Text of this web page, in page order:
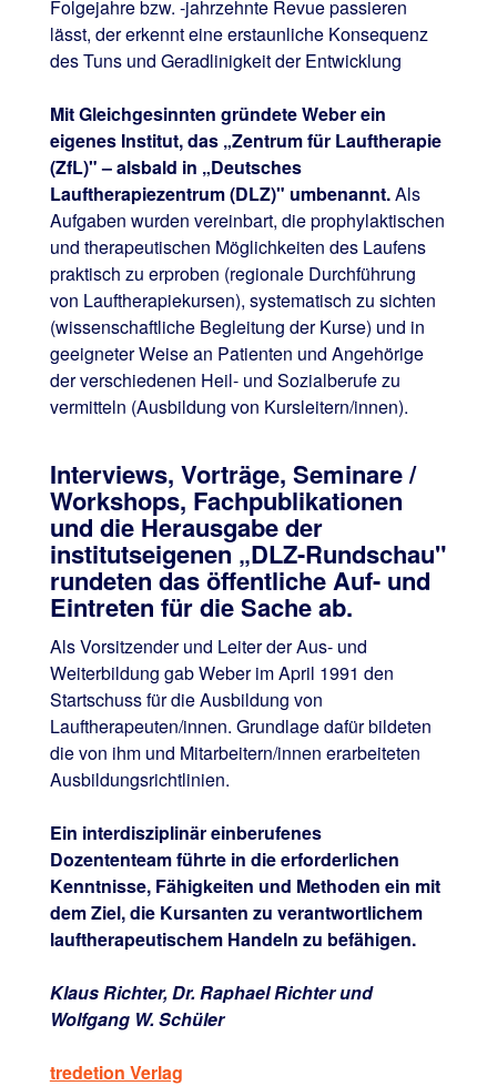
Folgejahre bzw. -jahrzehnte Revue passieren
lässt, der erkennt eine erstaunliche Konsequenz
des Tuns und Geradlinigkeit der Entwicklung
Mit Gleichgesinnten gründete Weber ein
eigenes Institut, das „Zentrum für Lauftherapie
(ZfL)" – alsbald in „Deutsches
Lauftherapiezentrum (DLZ)" umbenannt.Als
Aufgaben wurden vereinbart, die prophylaktischen
und therapeutischen Möglichkeiten des Laufens
praktisch zu erproben (regionale Durchführung
von Lauftherapiekursen), systematisch zu sichten
(wissenschaftliche Begleitung der Kurse) und in
geeigneter Weise an Patienten und Angehörige
der verschiedenen Heil- und Sozialberufe zu
vermitteln (Ausbildung von Kursleitern/innen).
Interviews, Vorträge, Seminare /
Workshops, Fachpublikationen
und die Herausgabe der
institutseigenen „DLZ-Rundschau"
rundeten das öffentliche Auf- und
Eintreten für die Sache ab.
Als Vorsitzender und Leiter der Aus- und
Weiterbildung gab Weber im April 1991 den
Startschuss für die Ausbildung von
Lauftherapeuten/innen. Grundlage dafür bildeten
die von ihm und Mitarbeitern/innen erarbeiteten
Ausbildungsrichtlinien.
Ein interdisziplinär einberufenes
Dozententeam führte in die erforderlichen
Kenntnisse, Fähigkeiten und Methoden ein mit
dem Ziel, die Kursanten zu verantwortlichem
lauftherapeutischem Handeln zu befähigen.
Klaus Richter, Dr. Raphael Richter und
Wolfgang W. Schüler
tredetion Verlag